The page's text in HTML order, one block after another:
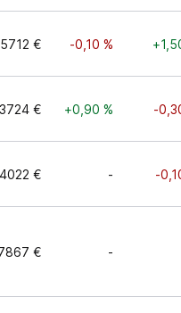
€ -0,10 %
€ +0,90 % -
€ - -
€ -